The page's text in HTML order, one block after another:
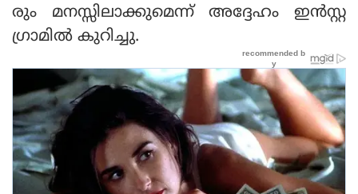
രും മനസ്സിലാക്കുമെന്ന് അദ്ദേഹം ഇൻസ്റ്റ​
ഗ്രാമിൽ കുറിച്ചു.